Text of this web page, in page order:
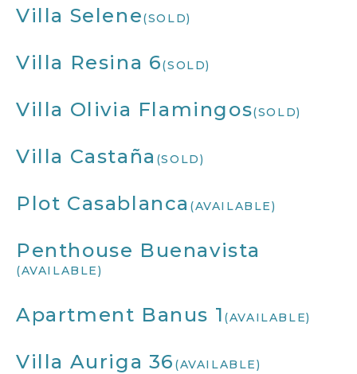
Villa Selene(SOLD)
Villa Resina 6(SOLD)
Villa Olivia Flamingos(SOLD)
Villa Castaña (SOLD)
Plot Casablanca (AVAILABLE)
Penthouse Buenavista
(AVAILABLE)
Apartment Banus 1 (AVAILABLE)
Villa Auriga 36 (AVAILABLE)